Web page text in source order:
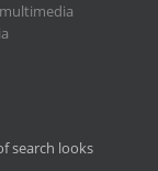
search looks